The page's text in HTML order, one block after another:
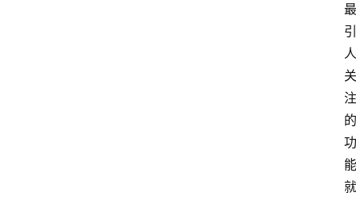
最
引
人
关
注
的
功
能
就